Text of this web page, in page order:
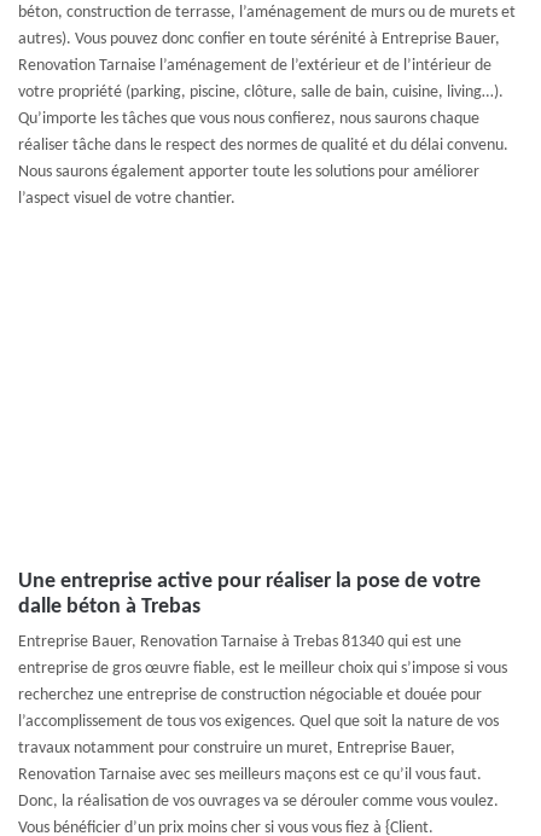
béton, construction de terrasse, l’aménagement de murs ou de murets et
autres). Vous pouvez donc confier en toute sérénité à Entreprise Bauer,
Renovation Tarnaise l’aménagement de l’extérieur et de l’intérieur de
votre propriété (parking, piscine, clôture, salle de bain, cuisine, living…).
Qu’importe les tâches que vous nous confierez, nous saurons chaque
réaliser tâche dans le respect des normes de qualité et du délai convenu.
Nous saurons également apporter toute les solutions pour améliorer
l’aspect visuel de votre chantier.
Une entreprise active pour réaliser la pose de votre
dalle béton à Trebas
Entreprise Bauer, Renovation Tarnaise à Trebas 81340 qui est une
entreprise de gros œuvre fiable, est le meilleur choix qui s’impose si vous
recherchez une entreprise de construction négociable et douée pour
l’accomplissement de tous vos exigences. Quel que soit la nature de vos
travaux notamment pour construire un muret, Entreprise Bauer,
Renovation Tarnaise avec ses meilleurs maçons est ce qu’il vous faut.
Donc, la réalisation de vos ouvrages va se dérouler comme vous voulez.
Vous bénéficier d’un prix moins cher si vous vous fiez à {Client.